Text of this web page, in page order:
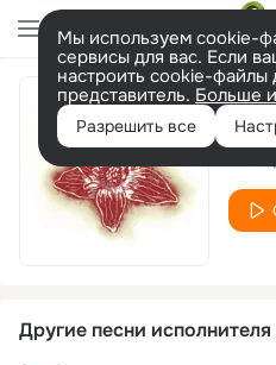
Мы используем cookie-
сервисы для вас. Если
настроить cookie-
представитель. Больше
Разрешить все
Другие песни исполнителя